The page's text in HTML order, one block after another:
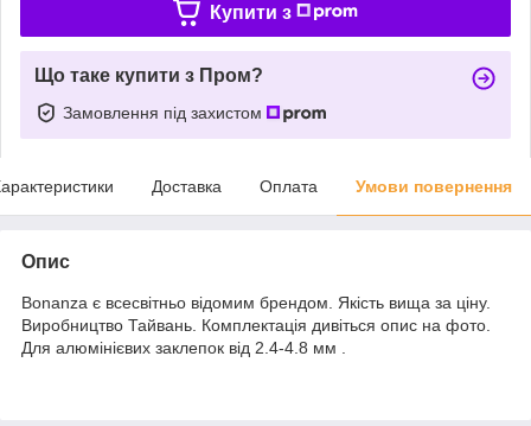
Купити з
Що таке купити з Пром?
Замовлення під захистом
Доставка Оплата Умови повернення
Опис
Bonanza є всесвітньо відомим брендом. Якість вища за ціну.
Виробництво Тайвань. Комплектація дивіться опис на фото.
Для алюмінієвих заклепок від 2.4-4.8 мм